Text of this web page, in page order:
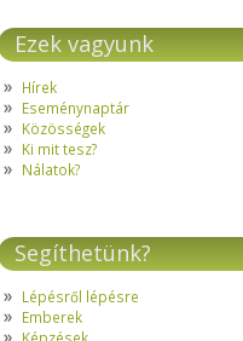
Ezek vagyunk
Hírek
Eseménynaptár
Közösségek
Ki mit tesz?
Nálatok?
Segíthetünk?
Lépésről lépésre
Emberek